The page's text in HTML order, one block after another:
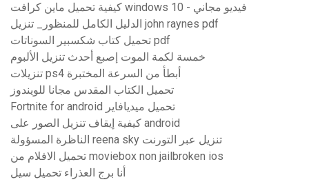
كيفية تحميل ماين كرافت windows 10 - فيديو مجاني
الدليل الكامل للمنظور_ تنزيل john raynes pdf
تحميل كتاب شكسبير السوناتات pdf
خمسة لكمة الموت إصبع أحدث تنزيل الألبوم
تنزيلات ps4 أبطأ من السرعة المختبرة
تحميل الكتاب المقدس مجانا للويندوز
Fortnite for android تحميل ميديافاير
كيفية إيقاف تنزيل الصور على android
الناظرة المسؤولة reena sky تنزيل عبر التورنت
تحميل الافلام من moviebox non jailbroken ios
أنا برج العذراء تحميل سيل